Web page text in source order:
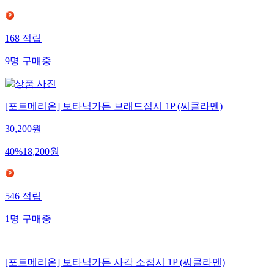
168 적립
9명 구매중
[포트메리온] 보타닉가든 브래드접시 1P (씨클라멘)
30,200원
40%18,200원
546 적립
1 명 구매중
[포트메리온] 보타닉가든 사각 소접시 1P (씨클라멘)